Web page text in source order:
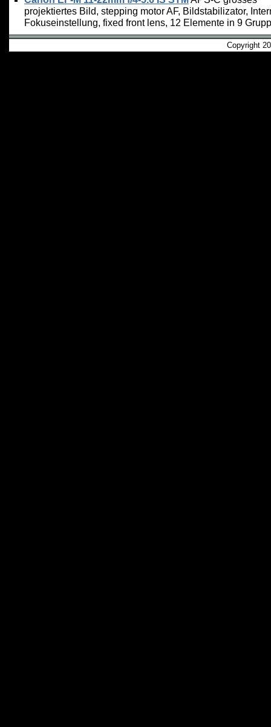
projektiertes Bild, stepping motor AF, Bildstabilizator,
Fokuseinstellung, fixed front lens, 12 Elemente in 9
Copyright